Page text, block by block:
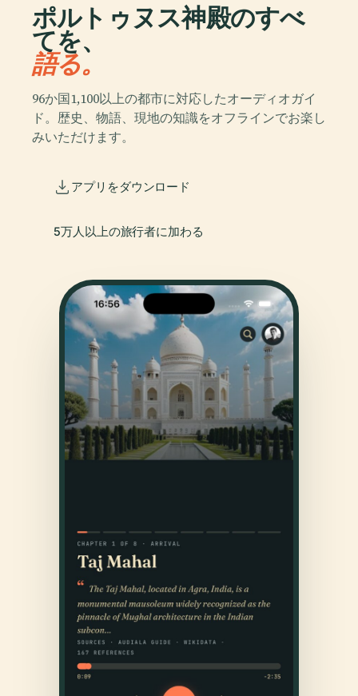
ポルトゥヌス神殿のすべ
てを、
語る。
96か国1,100以上の都市に対応したオーディオガイ
ド。歴史、物語、現地の知識をオフラインでお楽し
みいただけます。
アプリをダウンロード
5万人以上の旅行者に加わる